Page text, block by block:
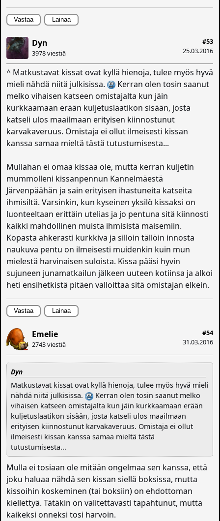
Vastaa Lainaa
#53
25.03.2016
Dyn
3978 viestiä
^ Matkustavat kissat ovat kyllä hienoja, tulee myös hyvä
mieli nähdä niitä julkisissa.
Kerran olen tosin saanut
melko vihaisen katseen omistajalta kun jäin
kurkkaamaan erään kuljetuslaatikon sisään, josta
katseli ulos maailmaan erityisen kiinnostunut
karvakaveruus. Omistaja ei ollut ilmeisesti kissan
kanssa samaa mieltä tästä tutustumisesta...
Mullahan ei omaa kissaa ole, mutta kerran kuljetin
mummolleni kissanpennun Kannelmäestä
Järvenpäähän ja sain erityisen ihastuneita katseita
ihmisiltä. Varsinkin, kun kyseinen yksilö kissaksi on
luonteeltaan erittäin utelias ja jo pentuna sitä kiinnosti
kaikki mahdollinen muista ihmisistä maisemiin.
Kopasta ahkerasti kurkkiva ja silloin tällöin innosta
naukuva pentu on ilmeisesti muidenkin kuin mun
mielestä harvinaisen suloista. Kissa pääsi hyvin
sujuneen junamatkailun jälkeen uuteen kotiinsa ja alkoi
heti ensihetkistä pitäen valloittaa sitä omistajan elkein.
Vastaa Lainaa
#54
31.03.2016
Emelie
2743 viestiä
Dyn
Matkustavat kissat ovat kyllä hienoja, tulee myös hyvä mieli
nähdä niitä julkisissa.
Kerran olen tosin saanut melko
vihaisen katseen omistajalta kun jäin kurkkaamaan erään
kuljetuslaatikon sisään, josta katseli ulos maailmaan
erityisen kiinnostunut karvakaveruus. Omistaja ei ollut
ilmeisesti kissan kanssa samaa mieltä tästä
tutustumisesta...
Mulla ei tosiaan ole mitään ongelmaa sen kanssa, että
joku haluaa nähdä sen kissan siellä boksissa, mutta
kissoihin koskeminen (tai boksiin) on ehdottoman
kiellettyä. Tätäkin on valitettavasti tapahtunut, mutta
kaikeksi onneksi tosi harvoin.